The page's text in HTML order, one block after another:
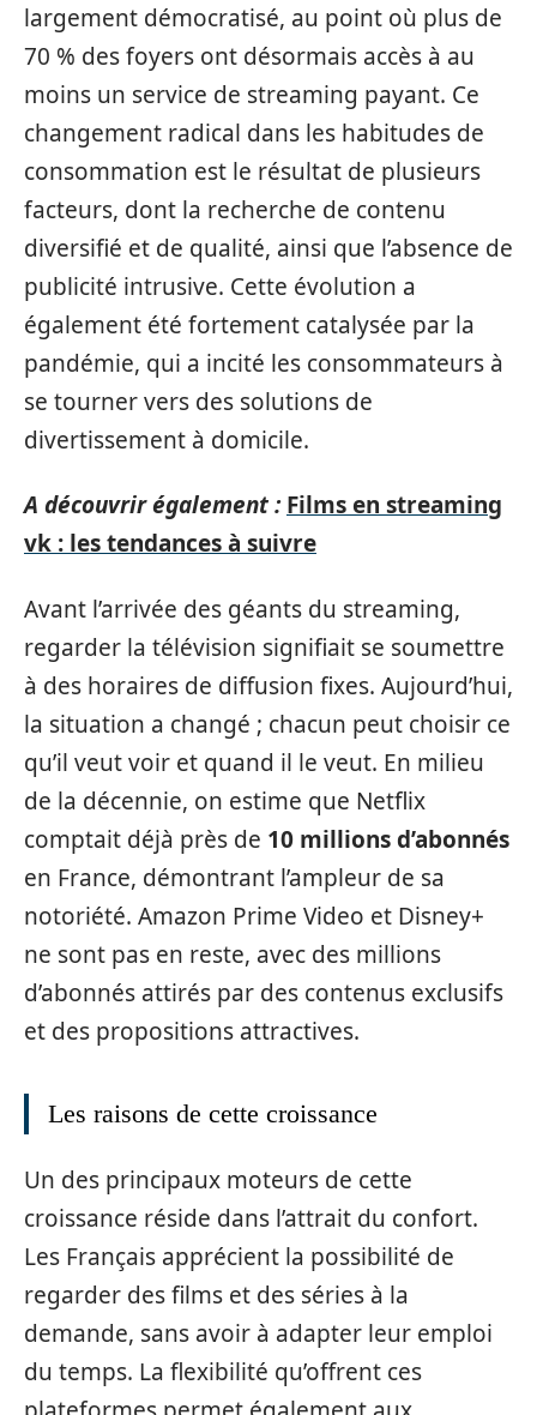
largement démocratisé, au point où plus de
70 % des foyers ont désormais accès à au
moins un service de streaming payant. Ce
changement radical dans les habitudes de
consommation est le résultat de plusieurs
facteurs, dont la recherche de contenu
diversifié et de qualité, ainsi que l’absence de
publicité intrusive. Cette évolution a
également été fortement catalysée par la
pandémie, qui a incité les consommateurs à
se tourner vers des solutions de
divertissement à domicile.
A découvrir également : Films en streaming
vk : les tendances à suivre
Avant l’arrivée des géants du streaming,
regarder la télévision signifiait se soumettre
à des horaires de diffusion fixes. Aujourd’hui,
la situation a changé ; chacun peut choisir ce
qu’il veut voir et quand il le veut. En milieu
de la décennie, on estime que Netflix
comptait déjà près de 10 millions d’abonnés
en France, démontrant l’ampleur de sa
notoriété. Amazon Prime Video et Disney+
ne sont pas en reste, avec des millions
d’abonnés attirés par des contenus exclusifs
et des propositions attractives.
Les raisons de cette croissance
Un des principaux moteurs de cette
croissance réside dans l’attrait du confort.
Les Français apprécient la possibilité de
regarder des films et des séries à la
demande, sans avoir à adapter leur emploi
du temps. La flexibilité qu’offrent ces